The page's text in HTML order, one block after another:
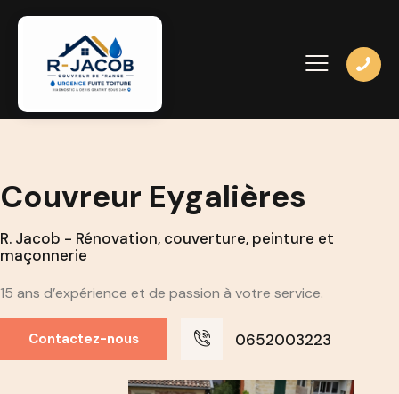
Couvreur Eygalières
R. Jacob - Rénovation, couverture, peinture et
maçonnerie
15 ans d’expérience et de passion à votre service.
Contactez-nous 0652003223